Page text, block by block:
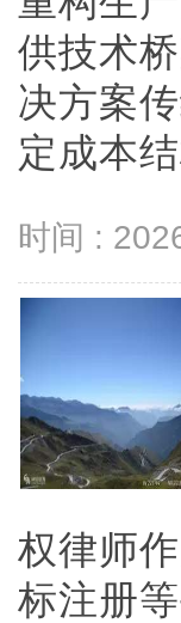
供技术
决方案
定成本
时间 :
权律师
标注册